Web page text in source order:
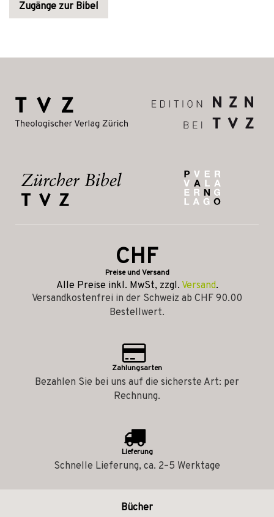
Zugänge zur Bibel
CHF
Preise und Versand
Alle Preise inkl. MwSt, zzgl. Versand.
Versandkostenfrei in der Schweiz ab CHF 90.00
Bestellwert.
Zahlungsarten
Bezahlen Sie bei uns auf die sicherste Art: per
Rechnung.
Lieferung
Schnelle Lieferung, ca. 2–5 Werktage
Bücher